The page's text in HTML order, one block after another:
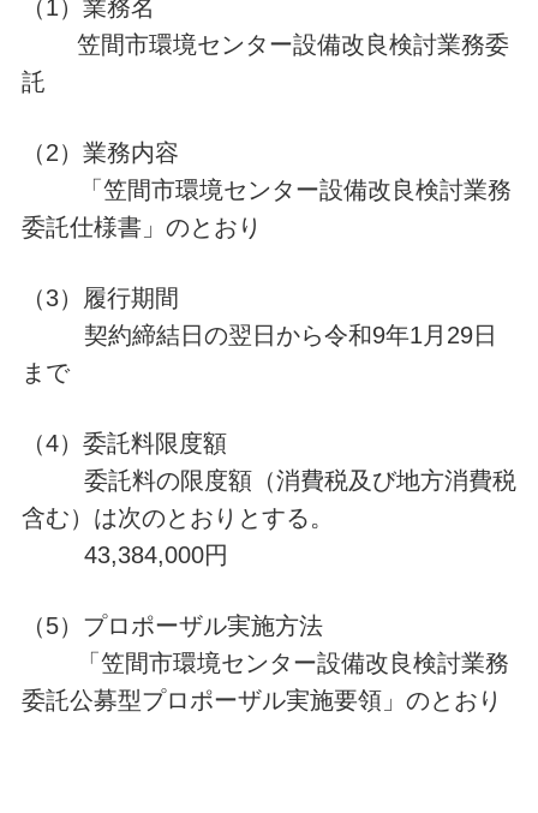
（1）業務名
笠間市環境センター設備改良検討業務委
託
（2）業務内容
「笠間市環境センター設備改良検討業務
委託仕様書」のとおり
（3）履行期間
契約締結日の翌日から令和9年1月29日
まで
（4）委託料限度額
委託料の限度額（消費税及び地方消費税
含む）は次のとおりとする。
43,384,000円
（5）プロポーザル実施方法
「笠間市環境センター設備改良検討業務
委託公募型プロポーザル実施要領」のとおり